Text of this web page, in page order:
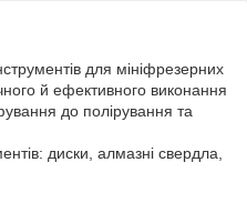
для мініфрезерних
й ефективного виконання
до полірування та
диски, алмазні свердла,